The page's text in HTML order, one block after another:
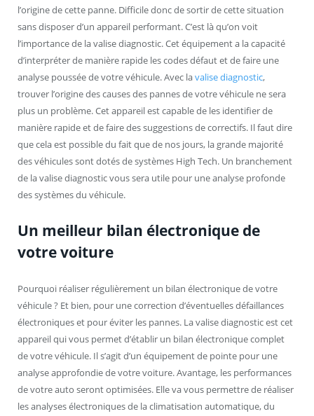
l’origine de cette panne. Difficile donc de sortir de cette situation
sans disposer d’un appareil performant. C’est là qu’on voit
l’importance de la valise diagnostic. Cet équipement a la capacité
d’interpréter de manière rapide les codes défaut et de faire une
analyse poussée de votre véhicule. Avec lavalise diagnostic,
trouver l’origine des causes des pannes de votre véhicule ne sera
plus un problème. Cet appareil est capable de les identifier de
manière rapide et de faire des suggestions de correctifs. Il faut dire
que cela est possible du fait que de nos jours, la grande majorité
des véhicules sont dotés de systèmes High Tech. Un branchement
de la valise diagnostic vous sera utile pour une analyse profonde
des systèmes du véhicule.
Un meilleur bilan électronique de
votre voiture
Pourquoi réaliser régulièrement un bilan électronique de votre
véhicule ? Et bien, pour une correction d’éventuelles défaillances
électroniques et pour éviter les pannes. La valise diagnostic est cet
appareil qui vous permet d’établir un bilan électronique complet
de votre véhicule. Il s’agit d’un équipement de pointe pour une
analyse approfondie de votre voiture. Avantage, les performances
de votre auto seront optimisées. Elle va vous permettre de réaliser
les analyses électroniques de la climatisation automatique, du